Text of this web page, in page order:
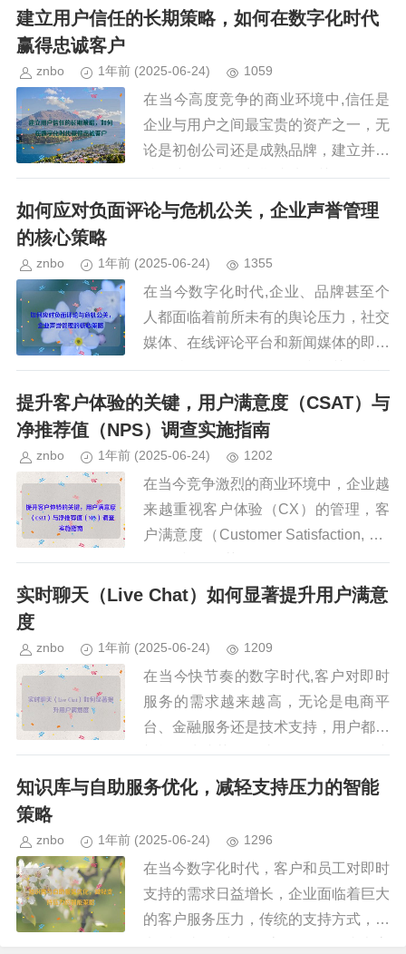
价格，而是因为它能引发情感共鸣，打
建立用户信任的长期策略，如何在数字化时代
赢得忠诚客户
znbo 1年前 (2025-06-24) 1059
在当今高度竞争的商业环境中,信任是
企业与用户之间最宝贵的资产之一，无
论是初创公司还是成熟品牌，建立并维
持用户信任都是长期成功的关键，信任
并非一蹴而就，而是需要通过持续的努
如何应对负面评论与危机公关，企业声誉管理
的核心策略
znbo 1年前 (2025-06-24) 1355
在当今数字化时代,企业、品牌甚至个
人都面临着前所未有的舆论压力，社交
媒体、在线评论平台和新闻媒体的即时
传播特性，使得负面评论和公关危机能
够迅速发酵，甚至对企业的声誉和经营
造成深远影响，如何有效应对负面...
提升客户体验的关键，用户满意度（CSAT）与
净推荐值（NPS）调查实施指南
znbo 1年前 (2025-06-24) 1202
在当今竞争激烈的商业环境中，企业越
来越重视客户体验（CX）的管理，客
户满意度（Customer Satisfaction, CS
AT）和净推荐值（Net Promoter Scor
e, NPS）是衡量...
实时聊天（Live Chat）如何显著提升用户满意
度
znbo 1年前 (2025-06-24) 1209
在当今快节奏的数字时代,客户对即时
服务的需求越来越高，无论是电商平
台、金融服务还是技术支持，用户都希
望能够快速获得帮助，而不是等待数小
时甚至数天的电子邮件回复，实时聊天
知识库与自助服务优化，减轻支持压力的智能
策略
znbo 1年前 (2025-06-24) 1296
在当今数字化时代，客户和员工对即时
支持的需求日益增长，企业面临着巨大
的客户服务压力，传统的支持方式，如